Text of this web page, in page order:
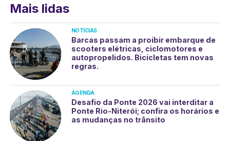
Mais lidas
NOTÍCIAS
Barcas passam a proibir embarque de
scooters elétricas, ciclomotores e
autopropelidos. Bicicletas tem novas
regras.
AGENDA
Desafio da Ponte 2026 vai interditar a
Ponte Rio-Niterói; confira os horários e
as mudanças no trânsito